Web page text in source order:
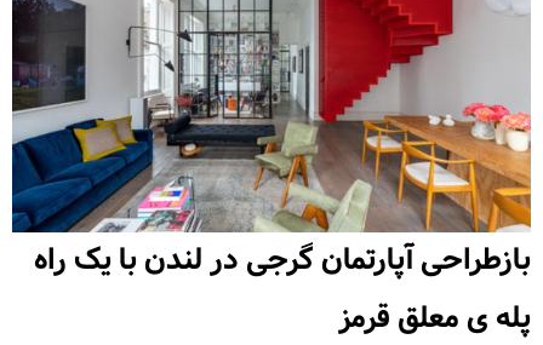
بازطراحی آپارتمان گرجی در لندن با یک راه
پله ی معلق قرمز